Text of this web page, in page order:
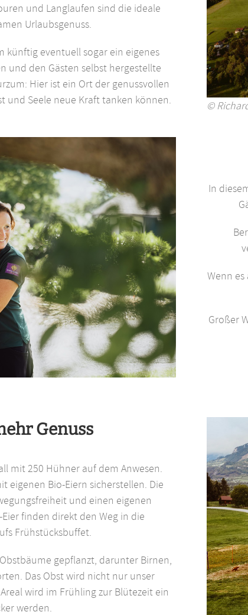
und Langlaufen sind die ideale
Urlaubsgenuss.
künftig eventuell sogar ein eigenes
und den Gästen selbst hergestellte
Hier ist ein Ort der genussvollen
und Seele neue Kraft tanken können.
©
In
Wenn
Großer
Genuss
mit 250 Hühner auf dem Anwesen.
eigenen Bio-Eiern sicherstellen. Die
und einen eigenen
finden direkt den Weg in die
Frühstücksbuffet.
gepflanzt, darunter Birnen,
Das Obst wird nicht nur unser
wird im Frühling zur Blütezeit ein
werden.